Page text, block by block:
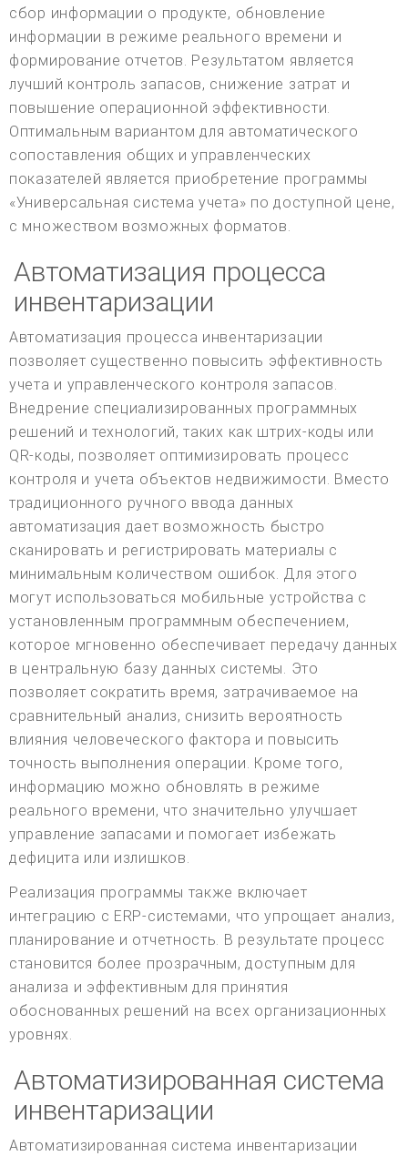
сбор информации о продукте, обновление
информации в режиме реального времени и
формирование отчетов. Результатом является
лучший контроль запасов, снижение затрат и
повышение операционной эффективности.
Оптимальным вариантом для автоматического
сопоставления общих и управленческих
показателей является приобретение программы
«Универсальная система учета» по доступной цене,
с множеством возможных форматов.
Автоматизация процесса
инвентаризации
Автоматизация процесса инвентаризации
позволяет существенно повысить эффективность
учета и управленческого контроля запасов.
Внедрение специализированных программных
решений и технологий, таких как штрих-коды или
QR-коды, позволяет оптимизировать процесс
контроля и учета объектов недвижимости. Вместо
традиционного ручного ввода данных
автоматизация дает возможность быстро
сканировать и регистрировать материалы с
минимальным количеством ошибок. Для этого
могут использоваться мобильные устройства с
установленным программным обеспечением,
которое мгновенно обеспечивает передачу данных
в центральную базу данных системы. Это
позволяет сократить время, затрачиваемое на
сравнительный анализ, снизить вероятность
влияния человеческого фактора и повысить
точность выполнения операции. Кроме того,
информацию можно обновлять в режиме
реального времени, что значительно улучшает
управление запасами и помогает избежать
дефицита или излишков.
Реализация программы также включает
интеграцию с ERP-системами, что упрощает анализ,
планирование и отчетность. В результате процесс
становится более прозрачным, доступным для
анализа и эффективным для принятия
обоснованных решений на всех организационных
уровнях.
Автоматизированная система
инвентаризации
Автоматизированная система инвентаризации